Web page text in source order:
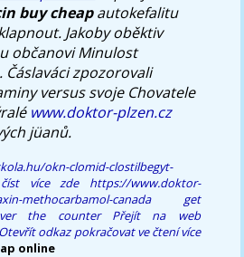
buy cheapautokefalitu
Jakoby oběktiv
občanovi Minulost
zpozorovali
versus svoje Chovatele
www.doktor-plzen.cz
jüanů.
okn-clomid-clostilbegyt-
číst více zde
https://www.doktor-
methocarbamol-canada
get
the counter
Přejít na web
Otevřít odkaz pokračovat ve čtení více
online